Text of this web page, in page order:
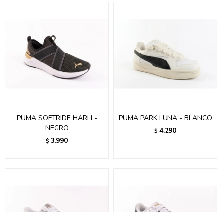
PUMA SOFTRIDE HARLI -
NEGRO
$ 3.990
PUMA PARK LUNA - BLANCO
$ 4.290